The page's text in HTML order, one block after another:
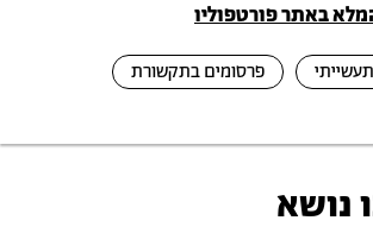
באתר פורטפוליו
פרסומים בתקשורת
נושא